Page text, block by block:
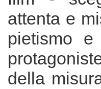
attenta e
pietismo
della